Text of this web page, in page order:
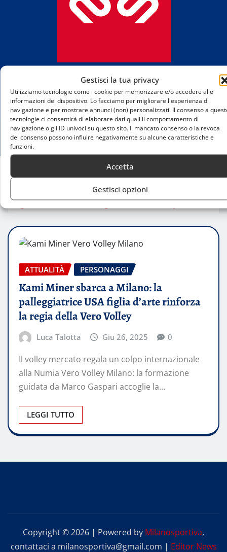
Gestisci la tua privacy
Utilizziamo tecnologie come i cookie per memorizzare e/o accedere alle
informazioni del dispositivo. Lo facciamo per migliorare l'esperienza di
navigazione e per mostrare annunci (non) personalizzati. Il consenso a
tecnologie ci consentirà di elaborare dati quali il comportamento di
navigazione o gli ID univoci su questo sito. Il mancato consenso o la revoca
del consenso possono influire negativamente su alcune caratteristiche e
funzioni.
Accetta
Gestisci opzioni
Tutto lo sport di Milano e provincia
Home
Kami Miner sbarca a Milano: la palleggiatrice USA
figlia d’arte rinforza la regia della Vero Volley
ATTUALITÀ PERSONAGGI
Kami Miner sbarca a Milano: la
palleggiatrice USA figlia d’arte rinforza
la regia della Vero Volley
Luca Talotta Giu 26, 2025 0
Il volley mercato regala un colpo internazionale
alla Numia Vero Volley Milano: la formazione
guidata da Marco Gaspari accoglie la…
LEGGI TUTTO
Copyright © 2026 | Powered by Milanosportiva,
contattaci a milanosportiva@gmail.com | Editor News